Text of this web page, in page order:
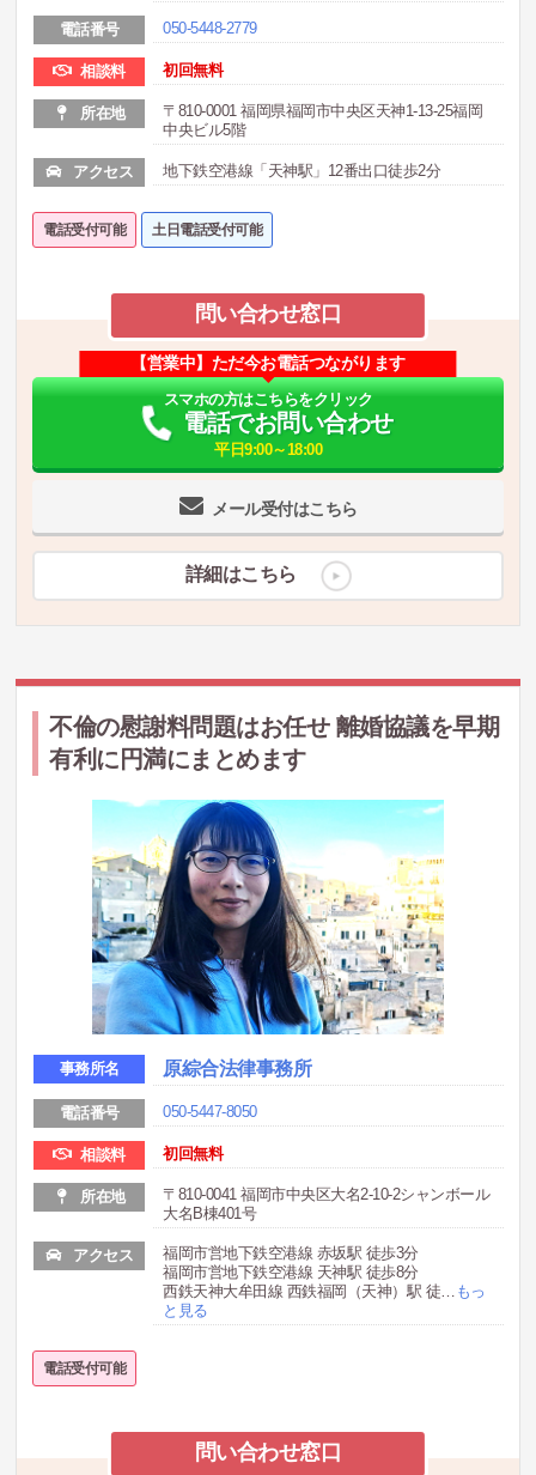
電話番号 050-5448-2779
相談料 初回無料
所在地
〒810-0001 福岡県福岡市中央区天神1-13-25福岡
中央ビル5階
アクセス 地下鉄空港線「天神駅」12番出口徒歩2分
電話受付可能 土日電話受付可能
問い合わせ窓口
メール受付はこちら
【営業中】ただ今お電話つながります
スマホの方はこちらをクリック
電話でお問い合わせ
平日9:00～18:00
詳細はこちら
不倫の慰謝料問題はお任せ 離婚協議を早期
有利に円満にまとめます
事務所名 原綜合法律事務所
電話番号 050-5447-8050
相談料 初回無料
所在地
〒810-0041 福岡市中央区大名2-10-2シャンボール
大名B棟401号
アクセス
福岡市営地下鉄空港線 赤坂駅 徒歩3分
福岡市営地下鉄空港線 天神駅 徒歩8分
西鉄天神大牟田線 西鉄福岡（天神）駅 徒
もっ
と見る
電話受付可能
問い合わせ窓口